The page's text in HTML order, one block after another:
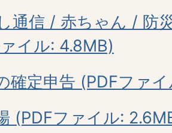
通信 / 赤ちゃん / 防
イル: 4.8MB)
確定申告 (PDFファイ
(PDFファイル: